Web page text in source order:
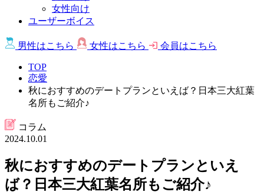
女性向け
ユーザーボイス
男性はこちら 女性はこちら 会員はこちら
TOP
恋愛
秋におすすめのデートプランといえば？日本三大紅葉
名所もご紹介♪
コラム
2024.10.01
秋におすすめのデートプランといえ
ば？日本三大紅葉名所もご紹介♪